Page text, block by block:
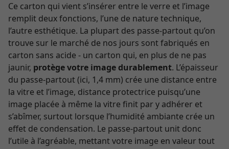
Ce carton qui vient s’insérer entre le verre et l’image
remplit deux fonctions, l’une de nature technique,
l’autre esthétique. La plupart des passe-partout qu’on
trouve sur le marché de nos jours sont fabriqués en
carton sans acide - un carton qui, en plus de ne pas
jaunir, protège votre image durablement. L’épaisseur
du passe-partout (ici, 1,4 mm) crée une distance entre
la vitre et l’image, distance protectrice puisqu’une
image placée à même la vitre finit par y adhérer et
s’abîmer, surtout lorsque l’humidité ambiante crée un
effet de condensation. Le passe-partout unit donc
l’utile à l’agréable, mettant votre image en valeur tout